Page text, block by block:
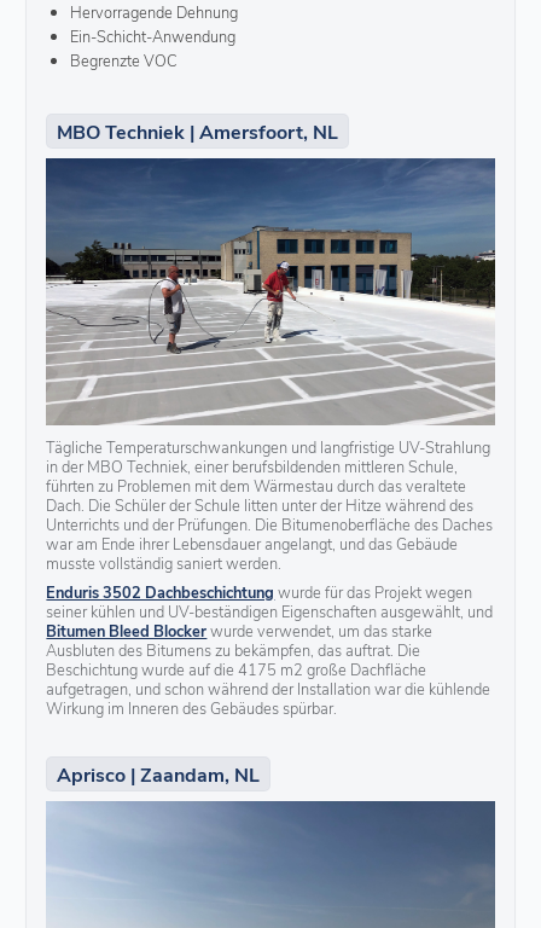
Hervorragende Dehnung
Ein-Schicht-Anwendung
Begrenzte VOC
MBO Techniek | Amersfoort, NL
Tägliche Temperaturschwankungen und langfristige UV-Strahlung
in der MBO Techniek, einer berufsbildenden mittleren Schule,
führten zu Problemen mit dem Wärmestau durch das veraltete
Dach. Die Schüler der Schule litten unter der Hitze während des
Unterrichts und der Prüfungen. Die Bitumenoberfläche des Daches
war am Ende ihrer Lebensdauer angelangt, und das Gebäude
musste vollständig saniert werden.
Enduris 3502 Dachbeschichtung wurde für das Projekt wegen
seiner kühlen und UV-beständigen Eigenschaften ausgewählt, und
Bitumen Bleed Blockerwurde verwendet, um das starke
Ausbluten des Bitumens zu bekämpfen, das auftrat. Die
Beschichtung wurde auf die 4175 m2 große Dachfläche
aufgetragen, und schon während der Installation war die kühlende
Wirkung im Inneren des Gebäudes spürbar.
Aprisco | Zaandam, NL